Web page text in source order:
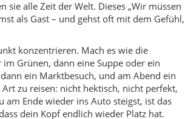
Jahreszeiten das Leben prägen:
Treffen, die nicht groß angekündigt
je nach Route, starke Fotomotive.
Reset-Routen.
kleine Gespräche – das ist Trakya pur.